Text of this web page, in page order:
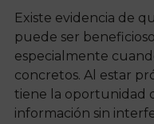
Existe evidencia de
puede ser
especialmente
concretos. Al estar
tiene la oportunidad
información sin